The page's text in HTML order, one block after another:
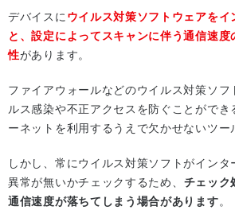
デバイスに ウイルス対策ソフトウェアをイ
と、設定によってスキャンに伴う通信速
性があります。
ファイアウォールなどのウイルス対策ソフ
ルス感染や不正アクセスを防ぐことができ
ーネットを利用するうえで欠かせないツー
しかし、常にウイルス対策ソフトがインタ
異常が無いかチェックするため、 チェック
通信速度が落ちてしまう場合があります。